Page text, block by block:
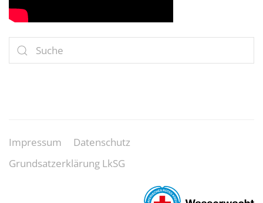
Impressum
Datenschutz
Grundsatzerklärung LkSG